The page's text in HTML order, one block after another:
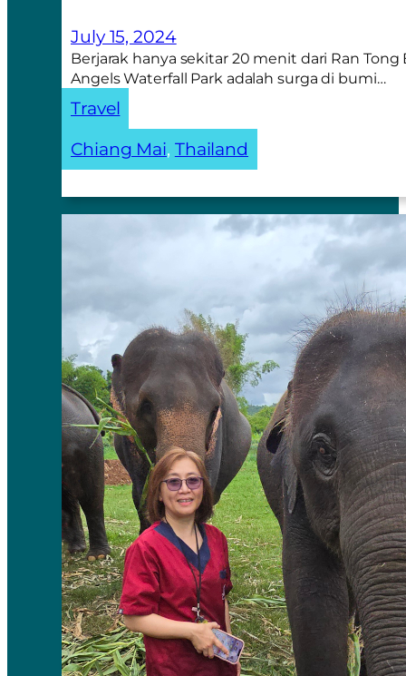
July 15, 2024
Berjarak hanya sekitar 20 menit dari Ran
Angels Waterfall Park adalah surga di bumi…
Travel
Chiang Mai, Thailand